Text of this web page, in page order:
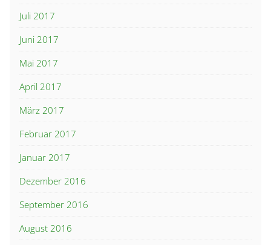
Juli 2017
Juni 2017
Mai 2017
April 2017
März 2017
Februar 2017
Januar 2017
Dezember 2016
September 2016
August 2016